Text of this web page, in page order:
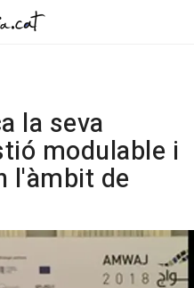
la seva
modulable i
l'àmbit de